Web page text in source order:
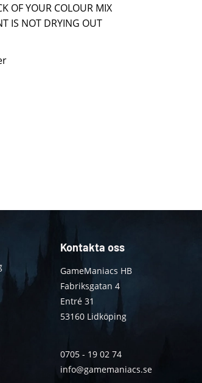
OF YOUR COLOUR MIX
IS NOT DRYING OUT
Kontakta oss
GameManiacs HB
Fabriksgatan 4
Entré 31
53160 Lidköping
0705 - 19 02 74
info@gamemaniacs.se